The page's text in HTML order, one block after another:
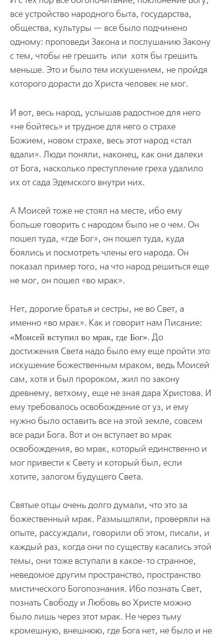
все устройство народного быта, государства,
общества, культуры — все было подчинено
одному: проповеди Закона и послушанию Закону
с тем, чтобы не грешить или хотя бы грешить
меньше. Это и было тем искушением, не пройдя
которого дорасти до Христа человек не мог.
И вот, весь народ, услышав радостное для него
«не бойтесь» и трудное для него о страхе
Божием, новом страхе, весь этот народ «стал
вдали». Люди поняли, наконец, как они далеки
от Бога, насколько преступление греха удалило
их от сада Эдемского внутри них.
А Моисей тоже не стоял на месте, ибо ему
больше говорить с народом было не о чем. Он
пошел туда, «где Бог», он пошел туда, куда
боялись и посмотреть члены его народа. Он
показал пример того, на что народ решиться еще
не мог, он пошел «во мрак».
Нет, дорогие братья и сестры, не во Свет, а
именно «во мрак». Как и говорит нам Писание:
Моисей вступил во мрак, где Бог . До
достижения Света надо было ему еще пройти это
искушение божественным мраком, ведь Моисей
сам, хотя и был пророком, жил по закону
древнему, ветхому, еще не зная дара Христова. И
ему требовалось освобождение от уз, и ему
нужно было оставить все на этой земле, совсем
все ради Бога. Вот и он вступает во мрак
освобождения, во мрак, который единственно и
мог привести к Свету и который был, если
хотите, залогом будущего Света.
Святые отцы очень долго думали, что это за
божественный мрак. Размышляли, проверяли на
опыте, рассуждали, говорили об этом, писали, и
каждый раз, когда они по существу касались этой
темы, они тоже вступали в какое-то странное,
неведомое другим пространство, пространство
мистического Богопознания. Ибо познать Свет,
познать Свободу и Любовь во Христе можно
было лишь через этот мрак. Не через тьму
кромешную, внешнюю, где Бога нет, не было и не